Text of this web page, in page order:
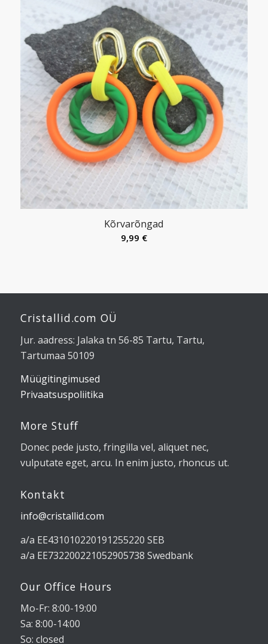
Kõrvarõngad
9,99 €
Cristallid.com OÜ
Jur. aadress: Jalaka tn 56-85 Tartu, Tartu,
Tartumaa 50109
Müügitingimused
Privaatsuspoliitika
More Stuff
Donec pede justo, fringilla vel, aliquet nec,
vulputate eget, arcu. In enim justo, rhoncus ut.
Kontakt
info@cristallid.com
a/a EE431010220191255220 SEB
a/a EE732200221052905738 Swedbank
Our Office Hours
Mo-Fr: 8:00-19:00
Sa: 8:00-14:00
So: closed